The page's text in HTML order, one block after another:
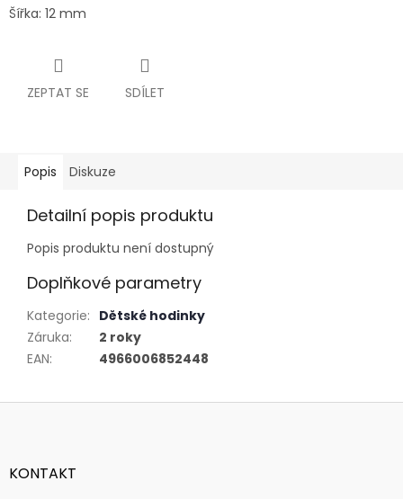
Šířka: 12 mm
ZEPTAT SE SDÍLET
Popis Diskuze
Detailní popis produktu
Popis produktu není dostupný
Doplňkové parametry
Kategorie: Dětské hodinky
Záruka:
2 roky
EAN: 4966006852448
Z
aKONTAKT